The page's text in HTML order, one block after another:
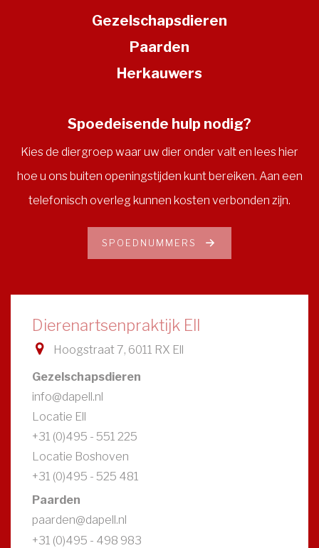
Gezelschapsdieren
Paarden
Herkauwers
Spoedeisende hulp nodig?
Kies de diergroep waar uw dier onder valt en lees hier
hoe u ons buiten openingstijden kunt bereiken. Aan een
telefonisch overleg kunnen kosten verbonden zijn.
SPOEDNUMMERS
Dierenartsenpraktijk Ell
Hoogstraat 7, 6011 RX Ell
Gezelschapsdieren
info@dapell.nl
Locatie Ell
+31 (0)495 - 551 225
Locatie Boshoven
+31 (0)495 - 525 481
Paarden
paarden@dapell.nl
+31 (0)495 - 498 983